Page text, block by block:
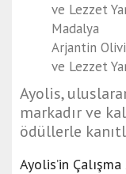
ve Lezzet
Madalya
Arjantin
ve Lezzet
Ayolis,
markadır ve
ödüllerle
Ayolis’in